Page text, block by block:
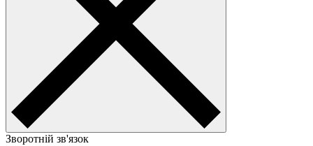
Зворотній зв'язок